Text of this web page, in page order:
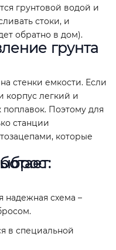
грунтовой водой и
стоки, и
обратно в дом).
стенки емкости. Если
корпус легкий и
поплавок. Поэтому для
станции
которые
выброс
надежная схема –
в специальной